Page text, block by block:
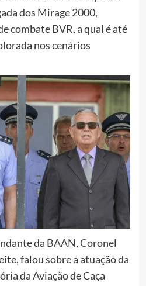
dos Mirage 2000,
combate BVR, a qual é até
nos cenários
da BAAN, Coronel
falou sobre a atuação da
da Aviação de Caça